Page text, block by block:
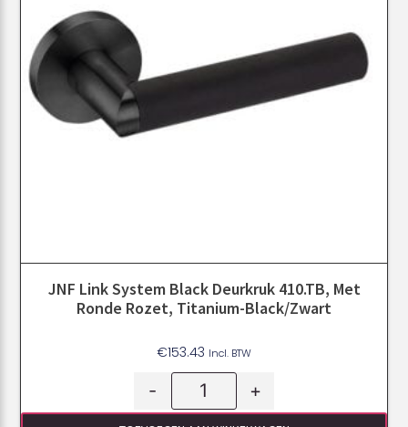
JNF Link System Black Deurkruk 410.TB, Met
Ronde Rozet, Titanium-Black/Zwart
€153.43 Incl. BTW
- +